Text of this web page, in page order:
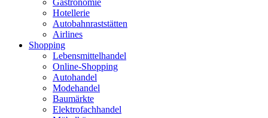
Gastronomie
Hotellerie
Autobahnraststätten
Airlines
Shopping
Lebensmittelhandel
Online-Shopping
Autohandel
Modehandel
Baumärkte
Elektrofachhandel